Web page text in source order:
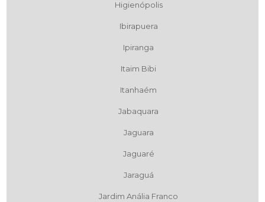
Higienópolis
Ibirapuera
Ipiranga
Itaim Bibi
Itanhaém
Jabaquara
Jaguara
Jaguaré
Jaraguá
Jardim Anália Franco